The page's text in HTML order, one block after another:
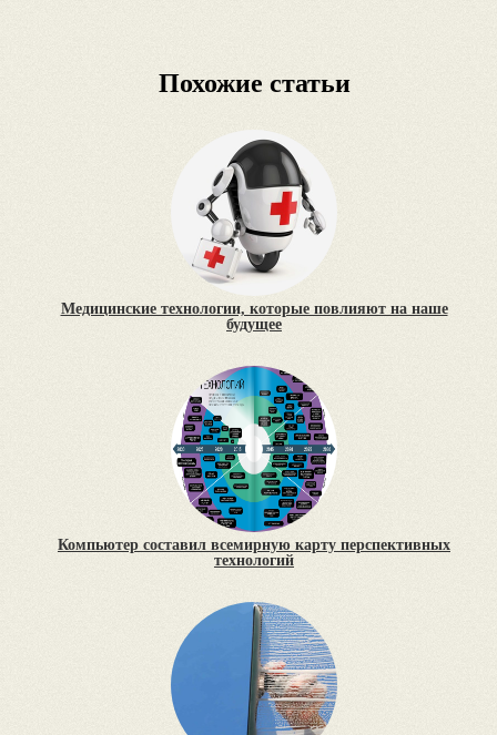
Похожие статьи
Медицинские технологии, которые повлияют на наше
будущее
Компьютер составил всемирную карту перспективных
технологий